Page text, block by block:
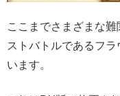
ここまでさまざまな
ストバトルであるフ
います。